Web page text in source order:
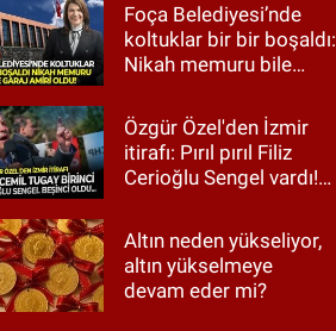
Foça Belediyesi’nde
koltuklar bir bir boşaldı:
Nikah memuru bile
Özgür Özel'den İzmir
itirafı: Pırıl pırıl Filiz
Cerioğlu Sengel vardı!
Tugay birinci çıktı
Altın neden yükseliyor,
altın yükselmeye
devam eder mi?